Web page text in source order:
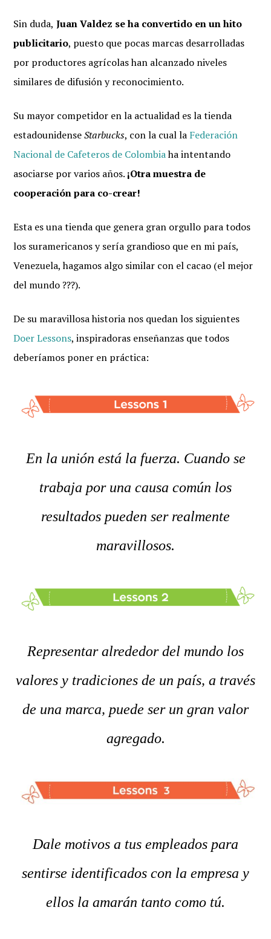
Sin duda, Juan Valdez se ha convertido en un hito
publicitario, puesto que pocas marcas desarrolladas
por productores agrícolas han alcanzado niveles
similares de difusión y reconocimiento.
Su mayor competidor en la actualidad es la tienda
estadounidenseStarbucks, con la cual la Federación
Nacional de Cafeteros de Colombiaha intentando
asociarse por varios años. ¡Otra muestra de
cooperación para co-crear!
Esta es una tienda que genera gran orgullo para todos
los suramericanos y sería grandioso que en mi país,
Venezuela, hagamos algo similar con el cacao (el mejor
del mundo ???).
De su maravillosa historia nos quedan los siguientes
Doer Lessons, inspiradoras enseñanzas que todos
deberíamos poner en práctica:
En la unión está la fuerza. Cuando se
trabaja por una causa común los
resultados pueden ser realmente
maravillosos.
Representar alrededor del mundo los
valores y tradiciones de un país, a través
de una marca, puede ser un gran valor
agregado.
Dale motivos a tus empleados para
sentirse identificados con la empresa y
ellos la amarán tanto como tú.